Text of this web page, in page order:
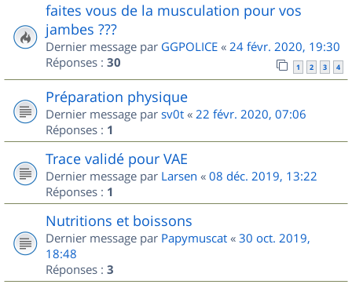
faites vous de la musculation pour vos
jambes ???
Dernier message par GGPOLICE « 24 févr. 2020, 19:30
Réponses : 30 1 2 3 4
Préparation physique
Dernier message par sv0t « 22 févr. 2020, 07:06
Réponses : 1
Trace validé pour VAE
Dernier message par Larsen « 08 déc. 2019, 13:22
Réponses : 1
Nutritions et boissons
Dernier message par Papymuscat « 30 oct. 2019,
18:48
Réponses : 3